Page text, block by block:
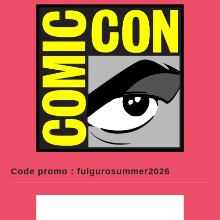
Code promo : fulgurosummer2026